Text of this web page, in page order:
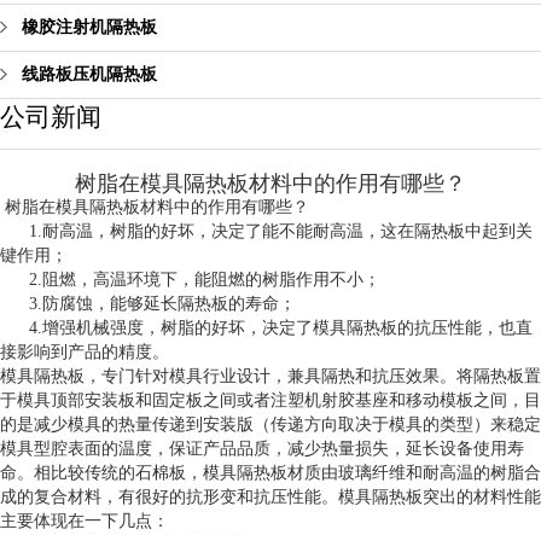
橡胶注射机隔热板
线路板压机隔热板
公司新闻
树脂在模具隔热板材料中的作用有哪些？
树脂在模具隔热板材料中的作用有哪些？
1.耐高温，树脂的好坏，决定了能不能耐高温，这在隔热板中起到关
键作用；
2.阻燃，高温环境下，能阻燃的树脂作用不小；
3.防腐蚀，能够延长隔热板的寿命；
4.增强机械强度，树脂的好坏，决定了模具隔热板的抗压性能，也直
接影响到产品的精度。
模具隔热板，专门针对模具行业设计，兼具隔热和抗压效果。将隔热板置
于模具顶部安装板和固定板之间或者注塑机射胶基座和移动模板之间，目
的是减少模具的热量传递到安装版（传递方向取决于模具的类型）来稳定
模具型腔表面的温度，保证产品品质，减少热量损失，延长设备使用寿
命。相比较传统的石棉板，模具隔热板材质由玻璃纤维和耐高温的树脂合
成的复合材料，有很好的抗形变和抗压性能。模具隔热板突出的材料性能
主要体现在一下几点：